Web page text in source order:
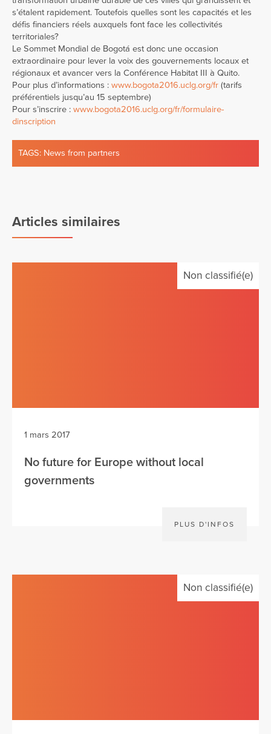
s’étalent rapidement. Toutefois quelles sont les capacités et les
défis financiers réels auxquels font face les collectivités
territoriales?
Le Sommet Mondial de Bogotá est donc une occasion
extraordinaire pour lever la voix des gouvernements locaux et
régionaux et avancer vers la Conférence Habitat III à Quito.
Pour plus d’informations : www.bogota2016.uclg.org/fr (tarifs
préférentiels jusqu’au 15 septembre)
Pour s’inscrire : www.bogota2016.uclg.org/fr/formulaire-
dinscription
TAGS: News from partners
Articles similaires
Non classifié(e)
1 mars 2017
No future for Europe without local
governments
PLUS D'INFOS
Non classifié(e)